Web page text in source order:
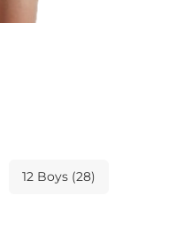
12 Boys (28)